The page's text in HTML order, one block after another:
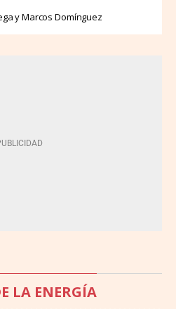
y Marcos Domínguez
LA ENERGÍA